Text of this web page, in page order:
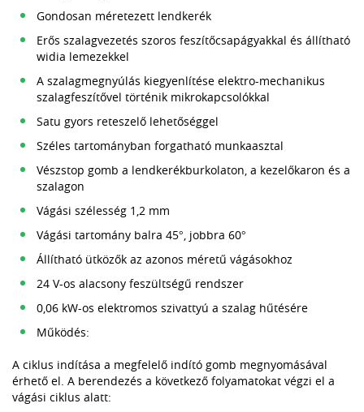
Gondosan méretezett lendkerék
Erős szalagvezetés szoros feszítőcsapágyakkal és állítható
widia lemezekkel
A szalagmegnyúlás kiegyenlítése elektro-mechanikus
szalagfeszítővel történik mikrokapcsolókkal
Satu gyors reteszelő lehetőséggel
Széles tartományban forgatható munkaasztal
Vészstop gomb a lendkerékburkolaton, a kezelőkaron és a
szalagon
Vágási szélesség 1,2 mm
Vágási tartomány balra 45°, jobbra 60°
Állítható ütközők az azonos méretű vágásokhoz
24 V-os alacsony feszültségű rendszer
0,06 kW-os elektromos szivattyú a szalag hűtésére
Működés:
A ciklus indítása a megfelelő indító gomb megnyomásával
érhető el. A berendezés a következő folyamatokat végzi el a
vágási ciklus alatt: